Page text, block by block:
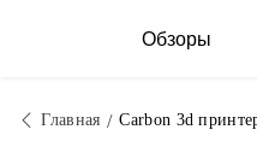
Обзоры
Главная Carbon 3d